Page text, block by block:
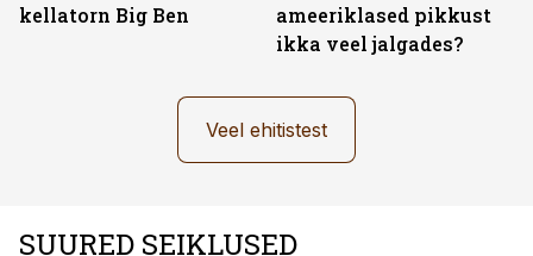
kellatorn Big Ben
ameeriklased pikkust
ikka veel jalgades?
Veel ehitistest
SUURED SEIKLUSED